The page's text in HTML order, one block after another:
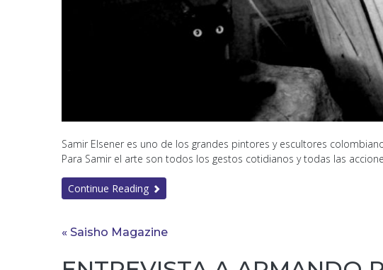
Samir Elsener es uno de los grandes pintores y escultores
Para Samir el arte son todos los gestos cotidianos y todas las
Continue Reading
« Saisho Magazine